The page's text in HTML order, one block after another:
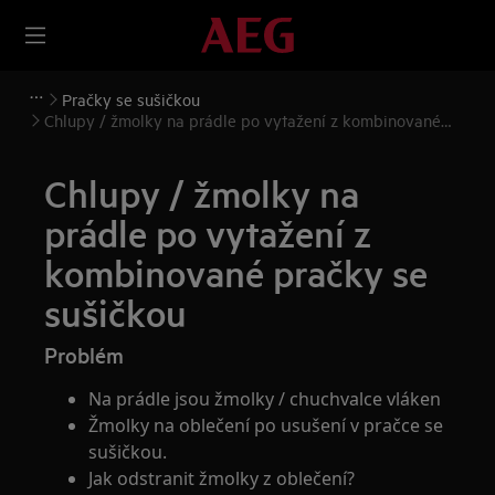
Pračky se sušičkou
Chlupy / žmolky na prádle po vytažení z kombinované
Chlupy / žmolky na
prádle po vytažení z
kombinované pračky se
sušičkou
Problém
Na prádle jsou žmolky / chuchvalce vláken
Žmolky na oblečení po usušení v pračce se
sušičkou.
Jak odstranit žmolky z oblečení?